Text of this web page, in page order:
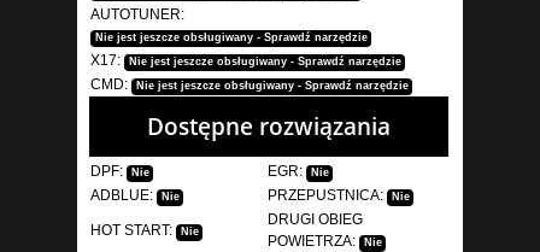
AUTOTUNER:
Nie jest jeszcze obsługiwany - Sprawdź narzędzie
X17: Nie jest jeszcze obsługiwany - Sprawdź narzędzie
CMD: Nie jest jeszcze obsługiwany - Sprawdź narzędzie
Dostępne rozwiązania
DPF: Nie EGR: Nie
ADBLUE: Nie PRZEPUSTNICA: Nie
HOT START: Nie
DRUGI OBIEG
POWIETRZA:
Nie